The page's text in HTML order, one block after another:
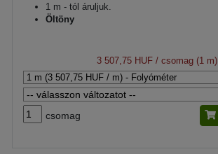
1 m - tól áruljuk.
Öltöny
3 507,75 HUF / csomag (1 m)
csomag